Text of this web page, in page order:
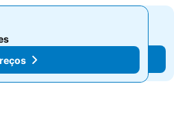
preços